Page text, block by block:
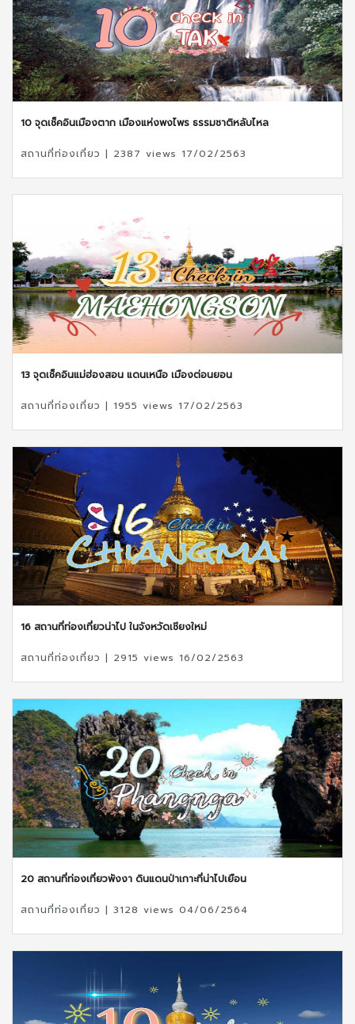
10 จุดเช็คอินเมืองตาก เมืองแห่งพงไพร ธรรมชาติหลับไหล
สถานที่ท่องเที่ยว | 2387 views 17/02/2563
13 จุดเช็คอินแม่ฮ่องสอน แดนเหนือ เมืองต่อนยอน
สถานที่ท่องเที่ยว | 1955 views 17/02/2563
16 สถานที่ท่องเที่ยวน่าไป ในจังหวัดเชียงใหม่
สถานที่ท่องเที่ยว | 2915 views 16/02/2563
20 สถานที่ท่องเที่ยวพังงา ดินแดนป่าเกาะที่น่าไปเยือน
สถานที่ท่องเที่ยว | 3128 views 04/06/2564